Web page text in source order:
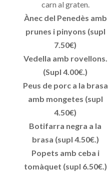
carn al graten.
Ànec del Penedès amb
prunes i pinyons (supl
7.50€)
Vedella amb rovellons.
(Supl 4.00€.)
Peus de porc a la brasa
amb mongetes (supl
4.50€)
Botifarra negra a la
brasa (supl 4.50€.)
Popets amb ceba i
tomàquet (supl 6.50€.)